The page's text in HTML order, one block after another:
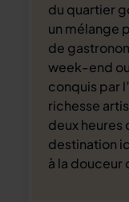
du quartier
un mélange
de
week-end
conquis par
richesse
deux heures
destination
à la douceur